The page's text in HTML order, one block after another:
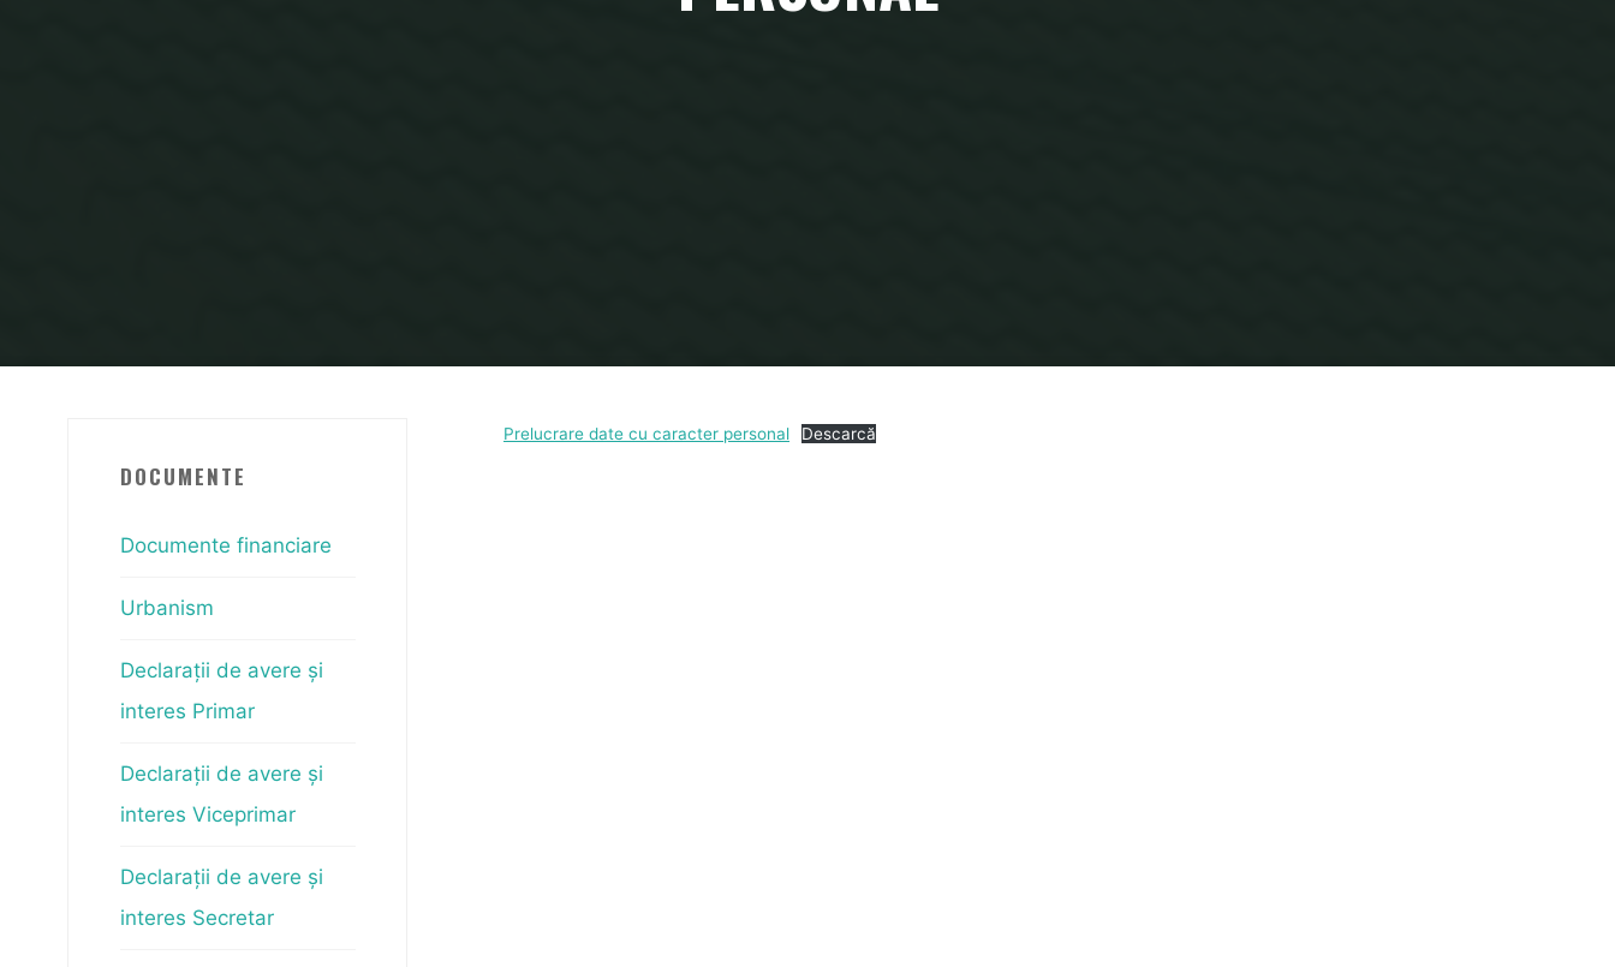
Prelucrare date cu caracter personal Descarcă
DOCUMENTE
Documente financiare
Urbanism
Declarații de avere și
interes Primar
Declarații de avere și
interes Viceprimar
Declarații de avere și
interes Secretar